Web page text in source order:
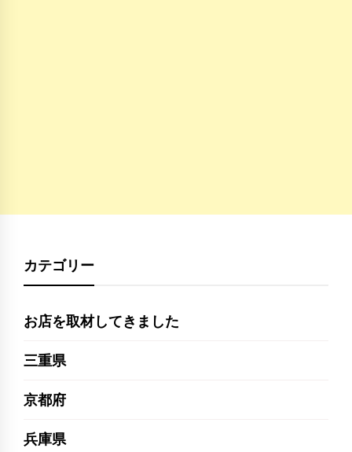
カテゴリー
お店を取材してきました
三重県
京都府
兵庫県